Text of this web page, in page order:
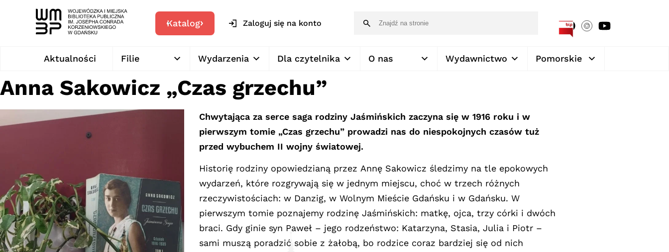
Katalog Zaloguj się na konto
Aktualności Filie Wydarzenia Dla czytelnika O nas Wydawnictwo Pomorskie
Anna Sakowicz „Czas grzechu”
Chwytająca za serce saga rodziny Jaśmińskich zaczyna się w 1916 roku i w
pierwszym tomie „Czas grzechu” prowadzi nas do niespokojnych czasów tuż
przed wybuchem II wojny światowej.
Historię rodziny opowiedzianą przez Annę Sakowicz śledzimy na tle epokowych
wydarzeń, które rozgrywają się w jednym miejscu, choć w trzech różnych
rzeczywistościach: w Danzig, w Wolnym Mieście Gdańsku i w Gdańsku. W
pierwszym tomie poznajemy rodzinę Jaśmińskich: matkę, ojca, trzy córki i dwóch
braci. Gdy ginie syn Paweł – jego rodzeństwo: Katarzyna, Stasia, Julia i Piotr –
sami muszą poradzić sobie z żałobą, bo rodzice coraz bardziej się od nich